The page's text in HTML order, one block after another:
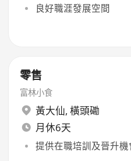
良好職涯發展空間
零售
富林小食
黃大仙, 橫頭磡
月休6天
提供在職培訓及晉升機